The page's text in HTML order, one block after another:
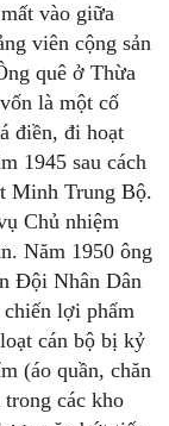
vào giữa
viên cộng sản
quê ở Thừa
là một cố
điền, đi hoạt
1945 sau cách
Minh Trung Bộ.
Chủ nhiệm
Năm 1950 ông
Đội Nhân Dân
lợi phẩm
cán bộ bị kỷ
(áo quần, chăn
các kho